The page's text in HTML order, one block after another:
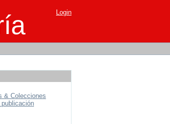
Login
& Colecciones